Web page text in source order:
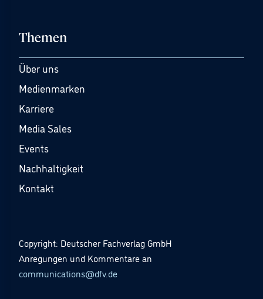
Themen
Über uns
Medienmarken
Karriere
Media Sales
Events
Nachhaltigkeit
Kontakt
Copyright: Deutscher Fachverlag GmbH
Anregungen und Kommentare an
communications@dfv.de